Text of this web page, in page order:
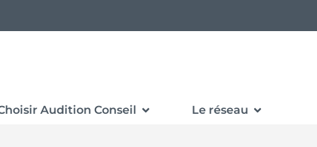
Audition Conseil Le réseau